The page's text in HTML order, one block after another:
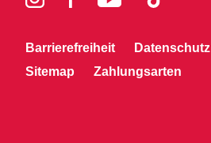
Barrierefreiheit Datenschutz
Sitemap
Zahlungsarten